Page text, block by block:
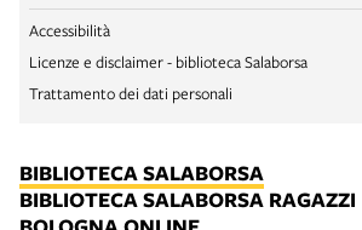
Accessibilità
Licenze e disclaimer - biblioteca Salaborsa
Trattamento dei dati personali
BIBLIOTECA SALABORSA
BIBLIOTECA SALABORSA RAGAZZI